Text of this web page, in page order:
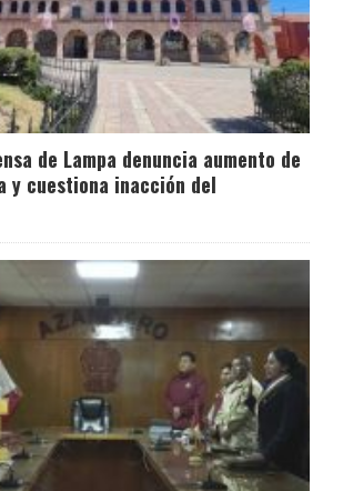
de Lampa denuncia aumento de
y cuestiona inacción del